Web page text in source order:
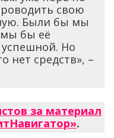
свою
Были бы мы
бы её
Но
нет средств», –
за материал
.